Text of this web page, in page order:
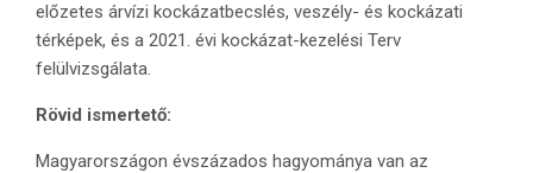
előzetes árvízi kockázatbecslés, veszély- és kockázati
térképek, és a 2021. évi kockázat-kezelési Terv
felülvizsgálata.
Rövid ismertető:
Magyarországon évszázados hagyománya van az